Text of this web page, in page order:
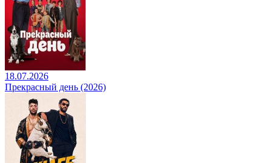
18.07.2026
Прекрасный день (2026)